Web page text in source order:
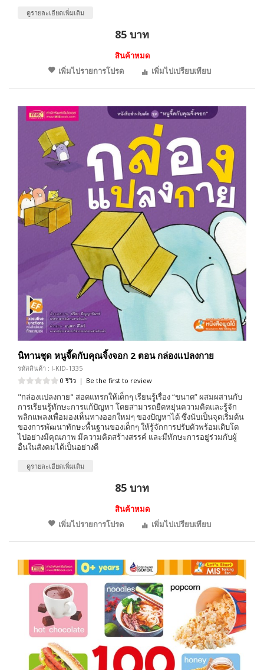
ดูรายละเอียดเพิ่มเติม
85 บาท
สินค้าหมด
เพิ่มไปรายการโปรด
เพิ่มไปเปรียบเทียบ
นิทานชุด หนูจี๊ดกับคุณจิ้งจอก 2 ตอน กล่องแปลงกาย
รหัสสินค้า : I-KID-1335
0 รีวิว | Be the first to review
"กล่องแปลงกาย" สอดแทรกให้เด็กๆ เรียนรู้เรื่อง “ขนาด” ผสมผสานกับ
การเรียนรู้ทักษะการแก้ปัญหา โดยสามารถยืดหยุ่นความคิดและรู้จัก
พลิกแพลงเพื่อมองเห็นทางออกใหม่ๆ ของปัญหาได้ ซึ่งนับเป็นจุดเริ่มต้น
ของการพัฒนาทักษะพื้นฐานของเด็กๆ ให้รู้จักการปรับตัวพร้อมเติบโต
ไปอย่างมีคุณภาพ มีความคิดสร้างสรรค์ และมีทักษะการอยู่ร่วมกับผู้
อื่นในสังคมได้เป็นอย่างดี
ดูรายละเอียดเพิ่มเติม
85 บาท
สินค้าหมด
เพิ่มไปรายการโปรด
เพิ่มไปเปรียบเทียบ